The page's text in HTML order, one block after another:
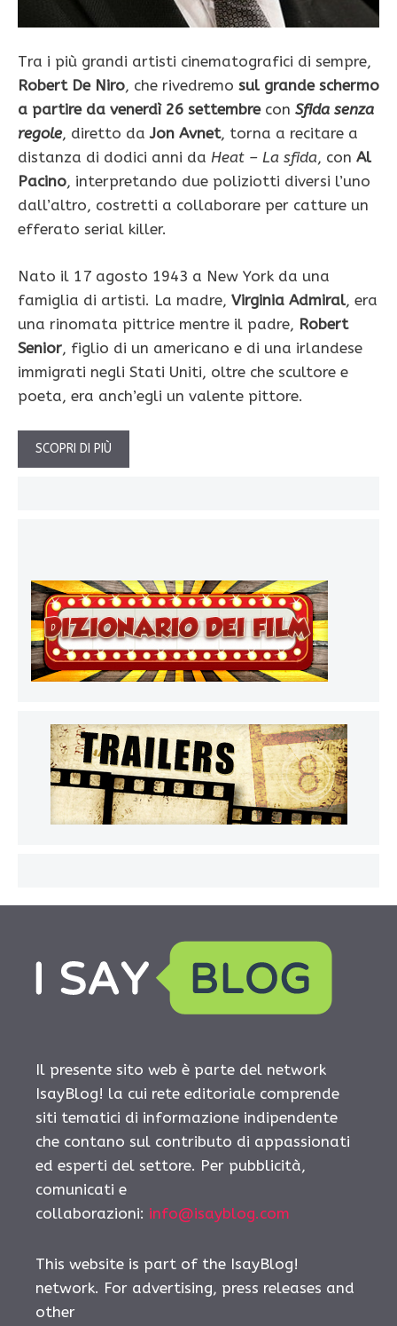
Tra i più grandi artisti cinematografici di sempre,
Robert De Niro, che rivedremo sul grande schermo
a partire da venerdì 26 settembre con Sfida senza
regole, diretto daJon Avnet, torna a recitare a
distanza di dodici anni da Heat – La sfida, con Al
Pacino, interpretando due poliziotti diversi l’uno
dall’altro, costretti a collaborare per catture un
efferato serial killer.
Nato il 17 agosto 1943 a New York da una
famiglia di artisti. La madre, Virginia Admiral, era
una rinomata pittrice mentre il padre, Robert
Senior, figlio di un americano e di una irlandese
immigrati negli Stati Uniti, oltre che scultore e
poeta, era anch’egli un valente pittore.
SCOPRI DI PIÙ
Il presente sito web è parte del network
IsayBlog! la cui rete editoriale comprende
siti tematici di informazione indipendente
che contano sul contributo di appassionati
ed esperti del settore. Per pubblicità,
comunicati e
collaborazioni: info@isayblog.com
This website is part of the IsayBlog!
network. For advertising, press releases and
other